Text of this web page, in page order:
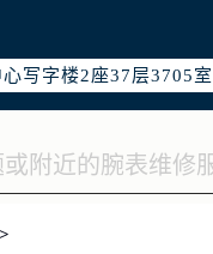
华熙国际中心写字楼
际金融中心写字楼26
写字楼2座37层3705室
国际广场写字楼8层
传媒中心写字楼5号楼
地写字楼1号楼18层
>